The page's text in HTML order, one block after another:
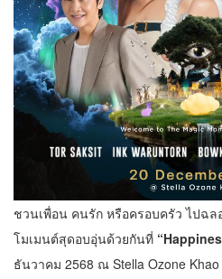
ชวนเพื่อน คนรัก หรือครอบครัว ไปฉ
โมเมนต์สุดอบอุ่นด้วยกันที่
ธันวาคม 2568 ณ Stella Ozone